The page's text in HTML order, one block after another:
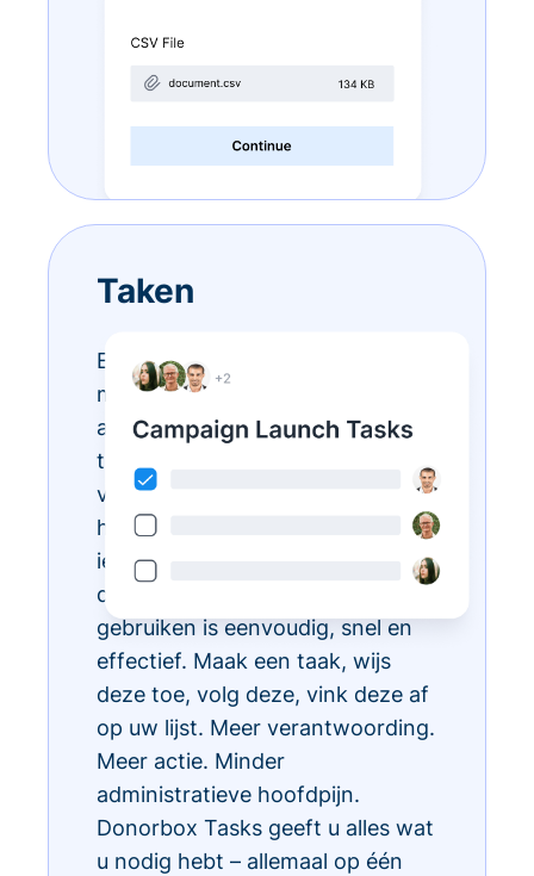
Taken
Eindeloze to-do-lijstjes? Doe ze –
met Donorbox Tasks. Nu kunt u
al uw dagelijkse administratieve
taken organiseren, prioriteren en
vereenvoudigen, allemaal binnen
het CRM-ecosysteem, zodat
iedereen in uw team weet wat te
doen en wanneer. Taken
gebruiken is eenvoudig, snel en
effectief. Maak een taak, wijs
deze toe, volg deze, vink deze af
op uw lijst. Meer verantwoording.
Meer actie. Minder
administratieve hoofdpijn.
Donorbox Tasks geeft u alles wat
u nodig hebt – allemaal op één